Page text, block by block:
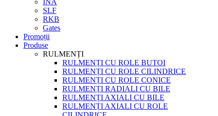
INA
SLF
RKB
Gates
Promoții
Produse
RULMENȚI
RULMENȚI CU ROLE BUTOI
RULMENȚI CU ROLE CILINDRICE
RULMENȚI CU ROLE CONICE
RULMENȚI RADIALI CU BILE
RULMENȚI AXIALI CU BILE
RULMENȚI AXIALI CU ROLE